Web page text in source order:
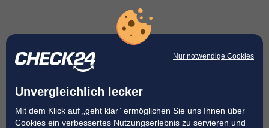
Nur notwendige Cookies
Unvergleichlich lecker
Mit dem Klick auf „geht klar” ermöglichen Sie uns Ihnen über
Cookies ein verbessertes Nutzungserlebnis zu servieren und